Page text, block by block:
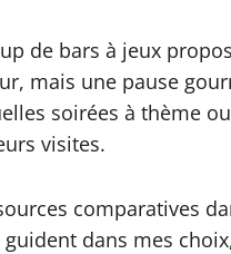
de bars à jeux
mais une pause
soirées à thème
visites.
comparatives
dans mes